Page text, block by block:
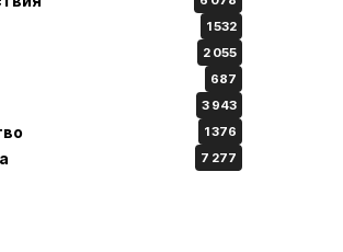
1 532
2 055
687
3 943
1 376
7 277